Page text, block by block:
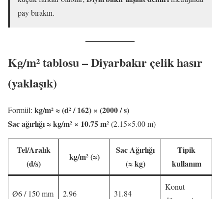
pay bırakın.
Kg/m² tablosu – Diyarbakır çelik hasır
(yaklaşık)
Formül: kg/m² ≈ (d² / 162) × (2000 / s)
Sac ağırlığı ≈ kg/m² × 10.75 m²(2.15×5.00 m)
Tel/Aralık
(d/s)
kg/m² (≈)
Sac Ağırlığı
(≈ kg)
Tipik
kullanım
Ø6 / 150 mm 2.96 31.84
Konut